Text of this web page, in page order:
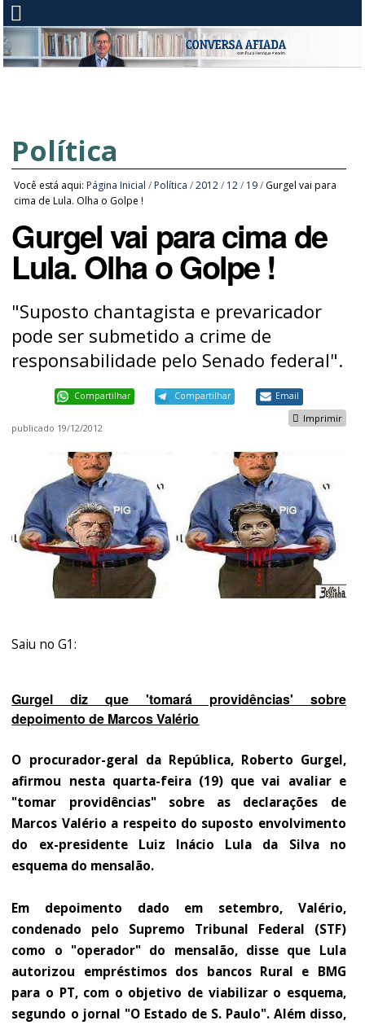
Política
Você está aqui: Página Inicial / Política /2012 / 12 / 19 / Gurgel vai para
cima de Lula. Olha o Golpe !
Gurgel vai para cima de
Lula. Olha o Golpe !
"Suposto chantagista e prevaricador
pode ser submetido a crime de
responsabilidade pelo Senado federal".
Compartilhar Compartilhar Email
Imprimir
publicado 19/12/2012
Saiu no G1:
Gurgel diz que 'tomará providências' sobre
depoimento de Marcos Valério
O procurador-geral da República, Roberto Gurgel,
afirmou nesta quarta-feira (19) que vai avaliar e
"tomar providências" sobre as declarações de
Marcos Valério a respeito do suposto envolvimento
do ex-presidente Luiz Inácio Lula da Silva no
esquema do mensalão.
Em depoimento dado em setembro, Valério,
condenado pelo Supremo Tribunal Federal (STF)
como o "operador" do mensalão, disse que Lula
autorizou empréstimos dos bancos Rural e BMG
para o PT, com o objetivo de viabilizar o esquema,
segundo o jornal "O Estado de S. Paulo". Além disso,